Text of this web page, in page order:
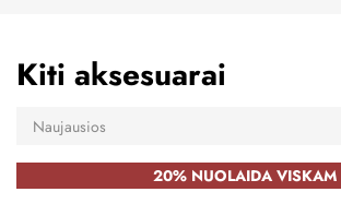
Kiti aksesuarai
Naujausios
20% NUOLAIDA VISKAM